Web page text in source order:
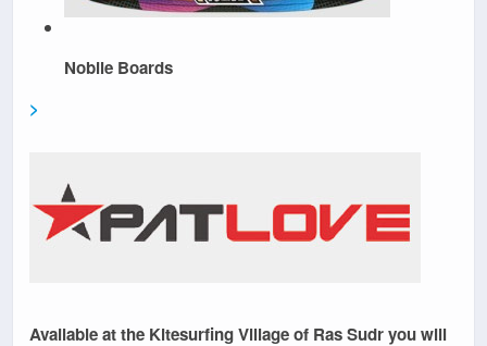
Nobile Boards
>
Available at the Kitesurfing Village of Ras Sudryou will